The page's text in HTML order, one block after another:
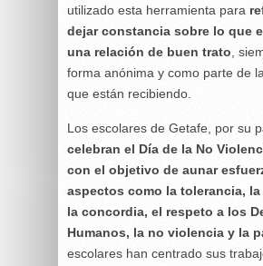
utilizado esta herramienta para
dejar constancia sobre lo que
una relación de buen trato ,
forma anónima y como parte de
que están recibiendo.
Los escolares de Getafe, por su
celebran el Día de la No
con el objetivo de aunar
aspectos como la tolerancia,
la concordia, el respeto a los
Humanos, la no violencia y la
escolares han centrado sus